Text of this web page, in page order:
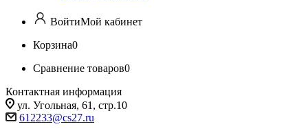
ВойтиМой кабинет
Корзина0
Сравнение товаров0
Контактная информация
ул. Угольная, 61, стр.10
612233@cs27.ru